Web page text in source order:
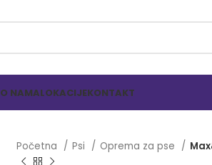
O NAMALOKACIJEKONTAKT
Početna Psi Oprema za pse